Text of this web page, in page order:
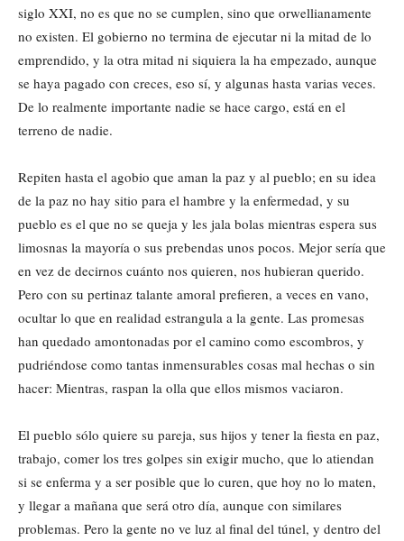
siglo XXI, no es que no se cumplen, sino que orwellianamente
no existen. El gobierno no termina de ejecutar ni la mitad de lo
emprendido, y la otra mitad ni siquiera la ha empezado, aunque
se haya pagado con creces, eso sí, y algunas hasta varias veces.
De lo realmente importante nadie se hace cargo, está en el
terreno de nadie.
Repiten hasta el agobio que aman la paz y al pueblo; en su idea
de la paz no hay sitio para el hambre y la enfermedad, y su
pueblo es el que no se queja y les jala bolas mientras espera sus
limosnas la mayoría o sus prebendas unos pocos. Mejor sería que
en vez de decirnos cuánto nos quieren, nos hubieran querido.
Pero con su pertinaz talante amoral prefieren, a veces en vano,
ocultar lo que en realidad estrangula a la gente. Las promesas
han quedado amontonadas por el camino como escombros, y
pudriéndose como tantas inmensurables cosas mal hechas o sin
hacer: Mientras, raspan la olla que ellos mismos vaciaron.
El pueblo sólo quiere su pareja, sus hijos y tener la fiesta en paz,
trabajo, comer los tres golpes sin exigir mucho, que lo atiendan
si se enferma y a ser posible que lo curen, que hoy no lo maten,
y llegar a mañana que será otro día, aunque con similares
problemas. Pero la gente no ve luz al final del túnel, y dentro del